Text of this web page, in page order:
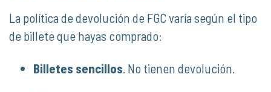
La política de devolución de FGC varía según el tipo
de billete que hayas comprado:
Billetes sencillos . No tienen devolución.